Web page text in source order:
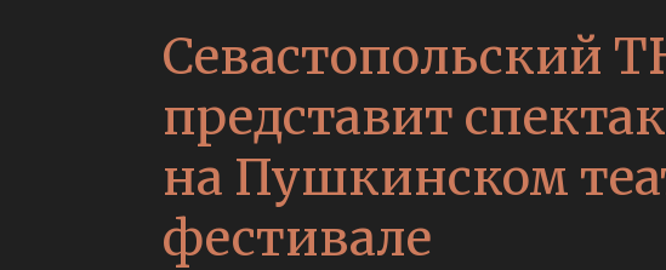
Севастопольский
представит
на Пушкинском
фестивале